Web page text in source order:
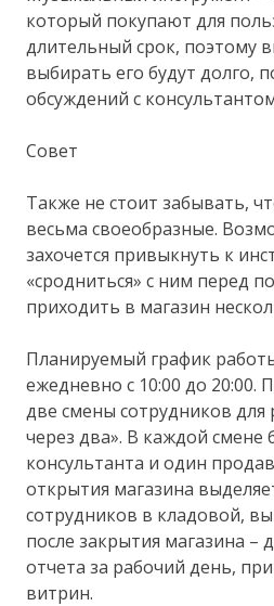
который покупают для
длительный срок, поэтому
выбирать его будут долго,
обсуждений с
Совет
Также не стоит забывать,
весьма своеобразные.
захочется привыкнуть к
«сродниться» с ним перед
приходить в магазин
Планируемый график
ежедневно с 10:00 до 20:00.
две смены сотрудников для
через два». В каждой смене
консультанта и один
открытия магазина
сотрудников в кладовой,
после закрытия магазина –
отчета за рабочий день,
витрин.